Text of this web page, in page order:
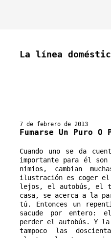
La línea
7 de febrero de 2013
Fumarse Un Puro
Cuando uno se da
importante para él son
nimios, cambian
ilustración es coger el
lejos, el autobús, el
casa, se acerca a la
tú. Entonces un
sacude por entero: el
perder el autobús. Y
tampoco las